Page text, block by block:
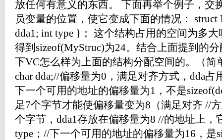
放任何有意义的东西。 下面再举个例子，交
员变量的位置，使它变成下面的情况： struct
dda1; int type }； 这个结构占用的空间为多
得到sizeof(MyStruc)为24。结合上面提到的
下VC怎么样为上面的结构分配空间的。（简
char dda;//偏移量为0，满足对齐方式，dda占
下一个可用的地址的偏移量为1，不是
足7个字节才能使偏移量变为8（满足对齐 //
个字节，dda1存放在偏移量为8 //的地址上，
type；//下一个可用的地址的偏移量为16，是